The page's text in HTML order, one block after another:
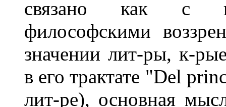
связано как с
философскими
значении лит-ры, к-
в его трактате "Del
лит-ре), основная